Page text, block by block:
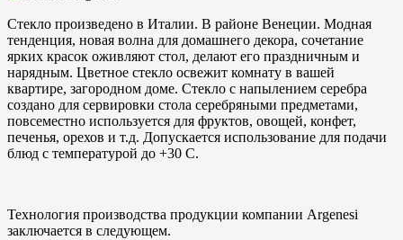
Стекло произведено в Италии. В районе Венеции. Модная
тенденция, новая волна для домашнего декора, сочетание
ярких красок оживляют стол, делают его праздничным и
нарядным. Цветное стекло освежит комнату в вашей
квартире, загородном доме. Стекло с напылением серебра
создано для сервировки стола серебряными предметами,
повсеместно используется для фруктов, овощей, конфет,
печенья, орехов и т.д. Допускается использование для подачи
блюд с температурой до +30 С.
Технология производства продукции компании Argenesi
заключается в следующем.